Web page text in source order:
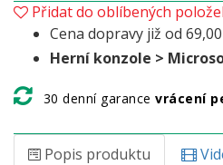
Přidat do oblíbených
Cena dopravy již od
Herní konzole >
30 denní garance vrácení
Popis produktu